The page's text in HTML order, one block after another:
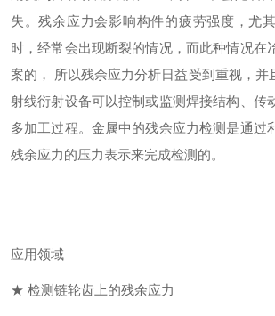
失。残余应力会影响构件的疲劳强度，尤
时，经常会出现断裂的情况，而此种情况在
案的，
所以残余应力分析日益受到重视，并
射线衍射设备可以控制或监测焊接结构、传
多加工过程。金属中的残余应力检测是通过
残余应力的压力表示来完成检测的。
应用领域
★ 检测链轮齿上的残余应力